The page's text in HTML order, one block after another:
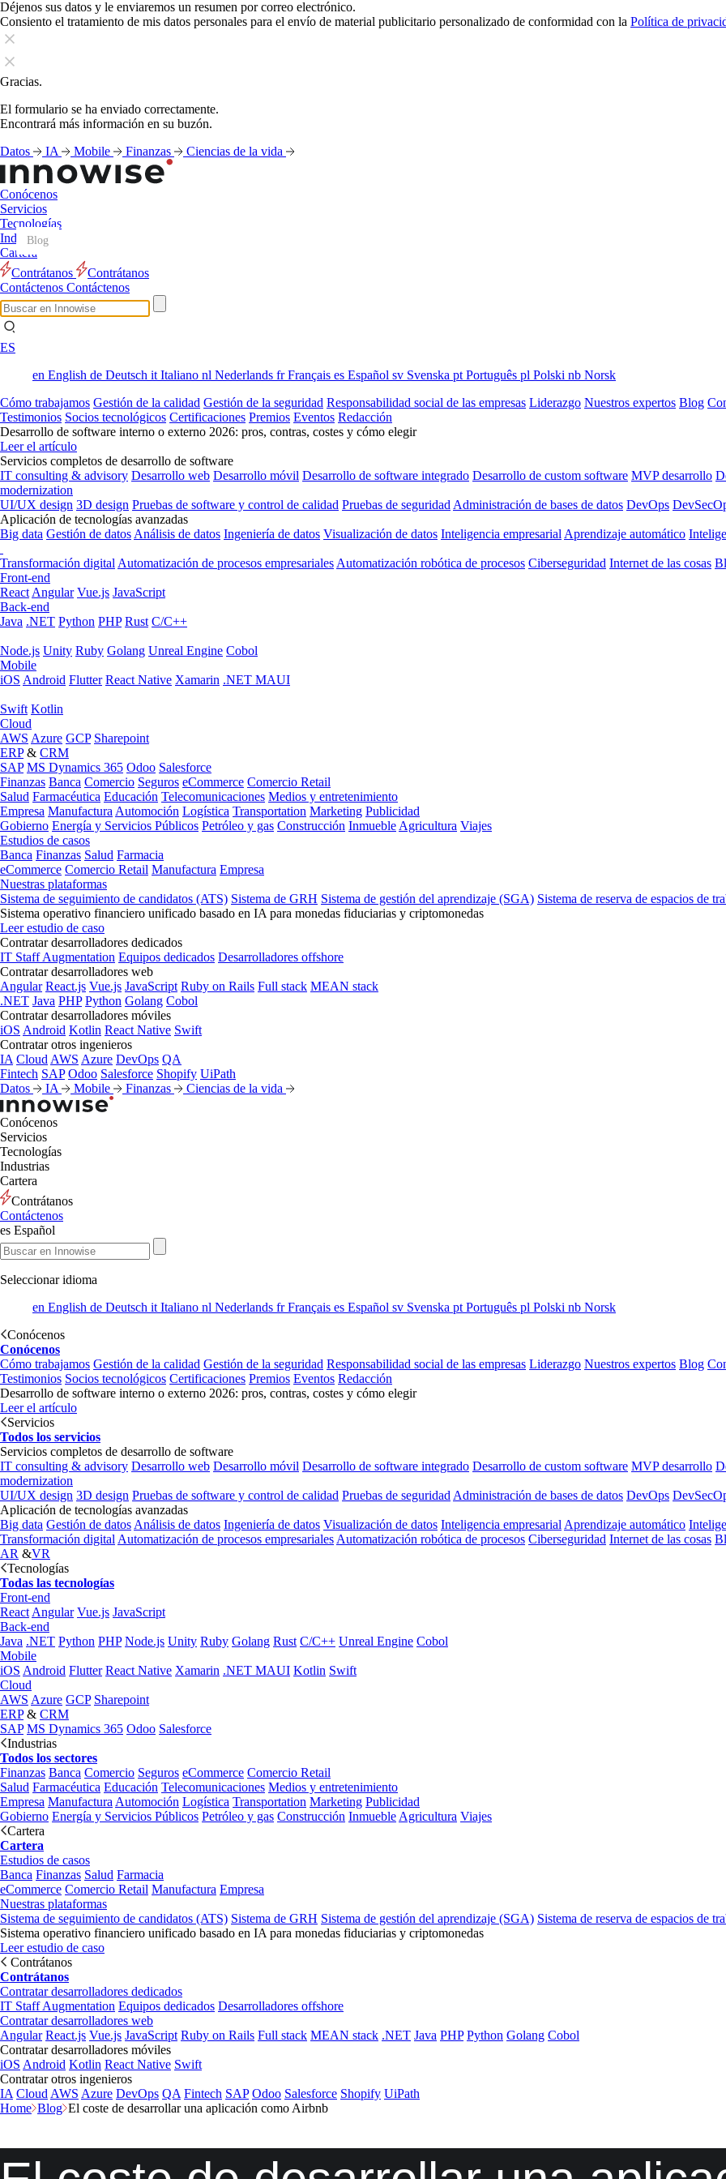
Déjenos sus datos y le enviaremos un resumen por correo electrónico.
Consiento el tratamiento de mis datos personales para el envío de material publicitario personalizado de conformidad con la Política de
Gracias.
El formulario se ha enviado correctamente.
Encontrará más información en su buzón.
Datos
IA Mobile Finanzas Ciencias de la vida
Conócenos
Servicios
Tecnologías
Industrias
Cartera
Contrátanos
Contrátanos
Contáctenos Contáctenos
ES
en English de Deutsch it Italiano nl Nederlands frFrançais es Español sv Svenska pt Português pl Polski nb Norsk
Cómo trabajamos Gestión de la calidad Gestión de la seguridad Responsabilidad social de las empresas Liderazgo Nuestros expertos Blog
Testimonios Socios tecnológicos Certificaciones Premios Eventos Redacción
Desarrollo de software interno o externo 2026: pros, contras, costes y cómo elegir
Leer el artículo
Servicios completos de desarrollo de software
IT consulting & advisory Desarrollo web Desarrollo móvil Desarrollo de software integrado Desarrollo de custom software MVP desarrollo
modernization
UI/UX design 3D design Pruebas de software y control de calidad Pruebas de seguridad Administración de bases de datos DevOps
Aplicación de tecnologías avanzadas
Big data Gestión de datos Análisis de datos Ingeniería de datos Visualización de datos Inteligencia empresarial Aprendizaje automático
Transformación digital Automatización de procesos empresariales Automatización robótica de procesos Ciberseguridad Internet de las cosas
Front-end
React Angular Vue.js JavaScript
Back-end
Java .NET Python PHP Rust C/C++
Node.js Unity Ruby Golang Unreal Engine Cobol
Mobile
iOS Android Flutter React Native Xamarin .NET MAUI
Swift Kotlin
Cloud
AWS Azure GCP Sharepoint
ERP& CRM
SAP MS Dynamics 365 Odoo Salesforce
Finanzas Banca Comercio Seguros eCommerce Comercio Retail
Salud Farmacéutica Educación Telecomunicaciones Medios y entretenimiento
Empresa Manufactura Automoción Logística Transportation Marketing Publicidad
Gobierno Energía y Servicios Públicos Petróleo y gas Construcción Inmueble Agricultura Viajes
Estudios de casos
Banca Finanzas Salud Farmacia
eCommerce Comercio Retail Manufactura Empresa
Nuestras plataformas
Sistema de seguimiento de candidatos (ATS) Sistema de GRH Sistema de gestión del aprendizaje (SGA) Sistema de reserva de espacios de
Sistema operativo financiero unificado basado en IA para monedas fiduciarias y criptomonedas
Leer estudio de caso
Contratar desarrolladores dedicados
IT Staff Augmentation Equipos dedicados Desarrolladores offshore
Contratar desarrolladores web
Angular React.js Vue.js JavaScript Ruby on Rails Full stack MEAN stack
.NET Java PHP Python Golang Cobol
Contratar desarrolladores móviles
iOS Android Kotlin React Native Swift
Contratar otros ingenieros
IA Cloud AWS Azure DevOps QA
Fintech SAP Odoo Salesforce Shopify UiPath
Datos
IA Mobile Finanzas Ciencias de la vida
Conócenos
Servicios
Tecnologías
Industrias
Cartera
Contrátanos
Contáctenos
es Español
Seleccionar idioma
en English de Deutsch it Italiano nl Nederlands frFrançais es Español sv Svenska pt Português pl Polski nb Norsk
Conócenos
Conócenos
Cómo trabajamos Gestión de la calidad Gestión de la seguridad Responsabilidad social de las empresas Liderazgo Nuestros expertos Blog
Testimonios Socios tecnológicos Certificaciones Premios Eventos Redacción
Desarrollo de software interno o externo 2026: pros, contras, costes y cómo elegir
Leer el artículo
Servicios
Todos los servicios
Servicios completos de desarrollo de software
IT consulting & advisory Desarrollo web Desarrollo móvil Desarrollo de software integrado Desarrollo de custom software MVP desarrollo
modernization
UI/UX design 3D design Pruebas de software y control de calidad Pruebas de seguridad Administración de bases de datos DevOps
Aplicación de tecnologías avanzadas
Big data Gestión de datos Análisis de datos Ingeniería de datos Visualización de datos Inteligencia empresarial Aprendizaje automático
Transformación digital Automatización de procesos empresariales Automatización robótica de procesos Ciberseguridad Internet de las cosas
AR &VR
Tecnologías
Todas las tecnologías
Front-end
React Angular Vue.js JavaScript
Back-end
Java .NET Python PHP Node.js Unity Ruby Golang Rust C/C++ Unreal Engine Cobol
Mobile
iOS Android Flutter React Native Xamarin .NET MAUI Kotlin Swift
Cloud
AWS Azure GCP Sharepoint
ERP& CRM
SAP MS Dynamics 365 Odoo Salesforce
Industrias
Todos los sectores
Finanzas Banca Comercio Seguros eCommerce Comercio Retail
Salud Farmacéutica Educación Telecomunicaciones Medios y entretenimiento
Empresa Manufactura Automoción Logística Transportation Marketing Publicidad
Gobierno Energía y Servicios Públicos Petróleo y gas Construcción Inmueble Agricultura Viajes
Cartera
Cartera
Estudios de casos
Banca Finanzas Salud Farmacia
eCommerce Comercio Retail Manufactura Empresa
Nuestras plataformas
Sistema de seguimiento de candidatos (ATS) Sistema de GRH Sistema de gestión del aprendizaje (SGA) Sistema de reserva de espacios de
Sistema operativo financiero unificado basado en IA para monedas fiduciarias y criptomonedas
Leer estudio de caso
Contrátanos
Contrátanos
Contratar desarrolladores dedicados
IT Staff Augmentation Equipos dedicados Desarrolladores offshore
Contratar desarrolladores web
Angular React.js Vue.js JavaScript Ruby on Rails Full stack MEAN stack .NET Java PHP Python Golang Cobol
Contratar desarrolladores móviles
iOS Android Kotlin React Native Swift
Contratar otros ingenieros
IA Cloud AWS Azure DevOps QA Fintech SAP Odoo Salesforce Shopify UiPath
Home Blog El coste de desarrollar una aplicación como Airbnb
Blog
Blog
Blog
Blog
Blog
Blog
Blog
Blog
Blog
Blog
Blog
Blog